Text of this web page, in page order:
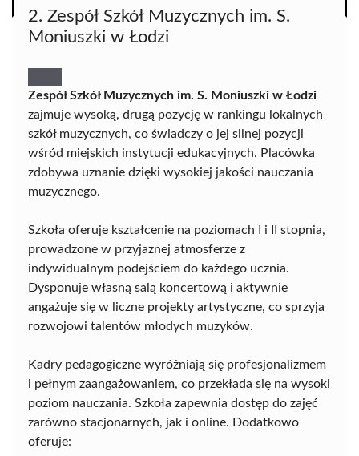
2. Zespół Szkół Muzycznych im. S.
Moniuszki w Łodzi
Zespół Szkół Muzycznych im. S. Moniuszki w Łodzi
zajmuje wysoką, drugą pozycję w rankingu lokalnych
szkół muzycznych, co świadczy o jej silnej pozycji
wśród miejskich instytucji edukacyjnych. Placówka
zdobywa uznanie dzięki wysokiej jakości nauczania
muzycznego.
Szkoła oferuje kształcenie na poziomach I i II stopnia,
prowadzone w przyjaznej atmosferze z
indywidualnym podejściem do każdego ucznia.
Dysponuje własną salą koncertową i aktywnie
angażuje się w liczne projekty artystyczne, co sprzyja
rozwojowi talentów młodych muzyków.
Kadry pedagogiczne wyróżniają się profesjonalizmem
i pełnym zaangażowaniem, co przekłada się na wysoki
poziom nauczania. Szkoła zapewnia dostęp do zajęć
zarówno stacjonarnych, jak i online. Dodatkowo
oferuje: